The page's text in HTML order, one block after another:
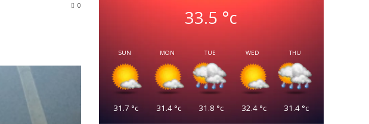
0
33.5 °c
SUN
31.7 °c
MON
31.4°c
TUE
31.8 °c
WED
32.4°c
THU
31.4 °c